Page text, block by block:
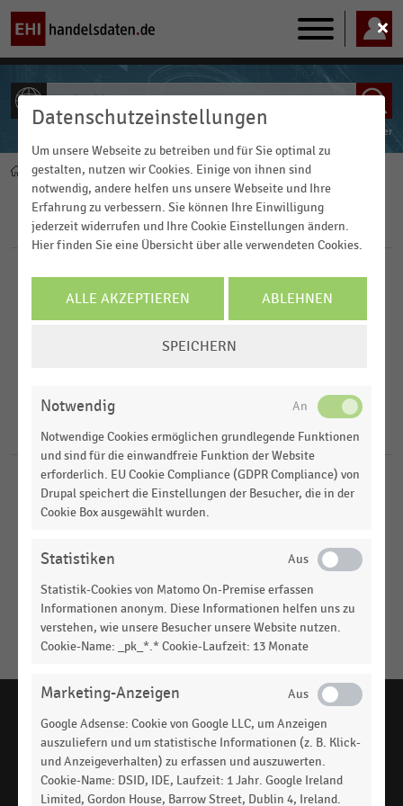
Main
navigation
FACT-Finder
Pfadnavigation
Home
Ergebnisse fürMikroklima
SHOPPING-CENTER|STATISTIK
Energieeffizienzmaßnahmen in Shopping- und
DEUTSCHSPRACHIGER EINZELHANDEL |STATISTIK
Maßnahmen für eine höhere Klimaresilienz bei
Neubauten im stationären Einzelhandel in
Deutschland (2025)
ANZEIGEN
Keine
Ergebnisse
gefunden
Mikroklima"
Bitte
überprüfen
Filter
Branchen
Deutschsprachiger Einzelhandel
Shopping-Center
2025
handelsdaten.de, das Statistikportal zum Handel,
ist ein Angebot des EHI Retail Institute -www.ehi.org
Datenschutzeinstellungen
Um unsere Webseite zu betreiben und für Sie optimal zu
gestalten, nutzen wir Cookies. Einige von ihnen sind
notwendig, andere helfen uns unsere Webseite und Ihre
Erfahrung zu verbessern. Sie können Ihre Einwilligung
jederzeit widerrufen und Ihre Cookie Einstellungen ändern.
Hier finden Sie eine Übersicht über alle verwendeten Cookies.
ALLE AKZEPTIEREN ABLEHNEN
SPEICHERN
Notwendig
Notwendige Cookies ermöglichen grundlegende Funktionen
und sind für die einwandfreie Funktion der Website
erforderlich. EU Cookie Compliance (GDPR Compliance) von
Drupal speichert die Einstellungen der Besucher, die in der
Cookie Box ausgewählt wurden.
Statistiken
Statistik-Cookies von Matomo On-Premise erfassen
Informationen anonym. Diese Informationen helfen uns zu
verstehen, wie unsere Besucher unsere Website nutzen.
Cookie-Name: _pk_*.* Cookie-Laufzeit: 13 Monate
Marketing-Anzeigen
Google Adsense: Cookie von Google LLC, um Anzeigen
auszuliefern und um statistische Informationen (z. B. Klick-
und Anzeigeverhalten) zu erfassen und auszuwerten.
Cookie-Name: DSID, IDE, Laufzeit: 1 Jahr. Google Ireland
Limited, Gordon House, Barrow Street, Dublin 4, Ireland.